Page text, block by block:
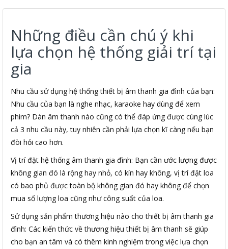
Những điều cần chú ý khi
lựa chọn hệ thống giải trí tại
gia
Nhu cầu sử dụng hệ thống thiết bị âm thanh gia đình của bạn:
Nhu cầu của bạn là nghe nhạc, karaoke hay dùng để xem
phim? Dàn âm thanh nào cũng có thể đáp ứng được cùng lúc
cả 3 nhu cầu này, tuy nhiên cần phải lựa chọn kĩ càng nếu bạn
đòi hỏi cao hơn.
Vị trí đặt hệ thống âm thanh gia đình: Bạn cần ước lượng được
không gian đó là rộng hay nhỏ, có kín hay không, vị trí đặt loa
có bao phủ được toàn bộ không gian đó hay không để chọn
mua số lượng loa cũng như công suất của loa.
Sử dụng sản phẩm thương hiệu nào cho thiết bị âm thanh gia
đình: Các kiến thức về thương hiệu thiết bị âm thanh sẽ giúp
cho bạn an tâm và có thêm kinh nghiệm trong việc lựa chọn